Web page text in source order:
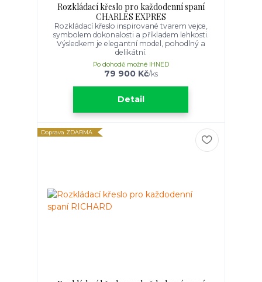
Rozkládací křeslo pro každodenní spaní
CHARLES EXPRES
Rozkládací křeslo inspirované tvarem vejce,
symbolem dokonalosti a příkladem lehkosti.
Výsledkem je elegantní model, pohodlný a
delikátní.
79 900 Kč/ks
Po dohodě možné IHNED
Detail
Doprava ZDARMA